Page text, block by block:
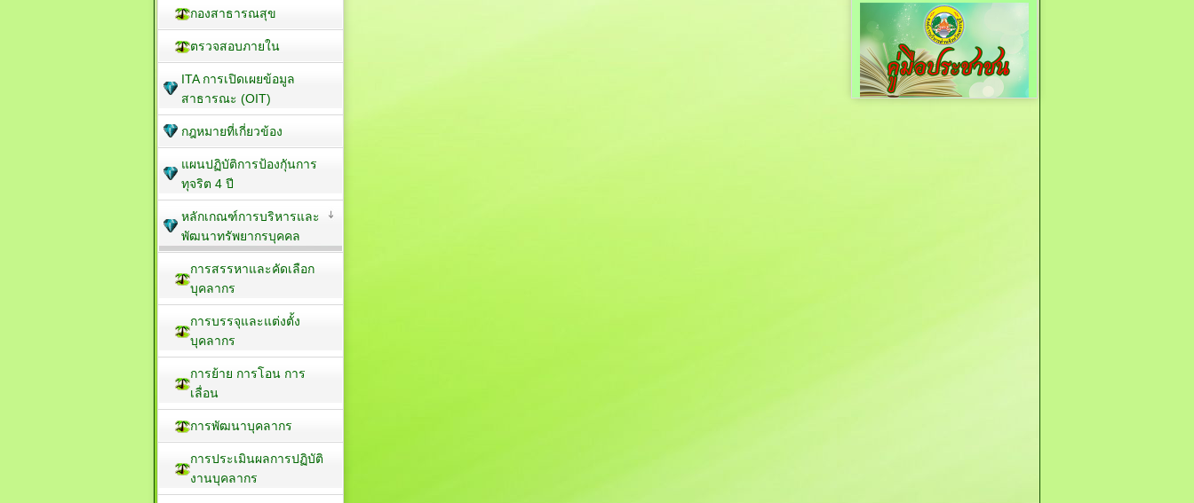
กองสาธารณสุข
ตรวจสอบภายใน
ITA การเปิดเผยข้อมูล
สาธารณะ (OIT)
กฎหมายที่เกี่ยวข้อง
แผนปฏิบัติการป้องกัุนการ
ทุจริต 4 ปี
หลักเกณฑ์การบริหารและ
พัฒนาทรัพยากรบุคคล
การสรรหาและคัดเลือก
บุคลากร
การบรรจุและแต่งตั้ง
บุคลากร
การย้าย การโอน การ
เลื่อน
การพัฒนาบุคลากร
การประเมินผลการปฏิบัติ
งานบุคลากร